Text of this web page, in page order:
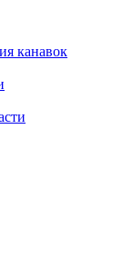
канавок